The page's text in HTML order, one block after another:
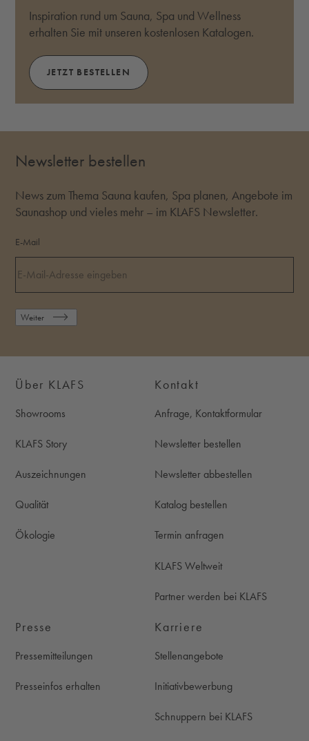
Inspiration rund um Sauna, Spa und Wellness
erhalten Sie mit unseren kostenlosen Katalogen.
JETZT BESTELLEN
Newsletter bestellen
News zum Thema Sauna kaufen, Spa planen, Angebote im
Saunashop und vieles mehr – im KLAFS Newsletter.
E-Mail
Weiter
Über KLAFS
Showrooms
KLAFS Story
Auszeichnungen
Qualität
Ökologie
Kontakt
Anfrage, Kontaktformular
Newsletter bestellen
Newsletter abbestellen
Katalog bestellen
Termin anfragen
KLAFS Weltweit
Partner werden bei KLAFS
Presse
Pressemitteilungen
Presseinfos erhalten
Karriere
Stellenangebote
Initiativbewerbung
Schnuppern bei KLAFS